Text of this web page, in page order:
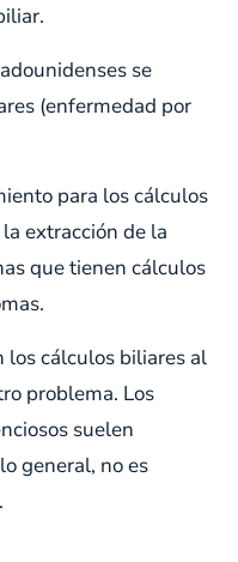
se
(enfermedad por
para los cálculos
extracción de la
que tienen cálculos
los cálculos biliares al
problema. Los
suelen
general, no es